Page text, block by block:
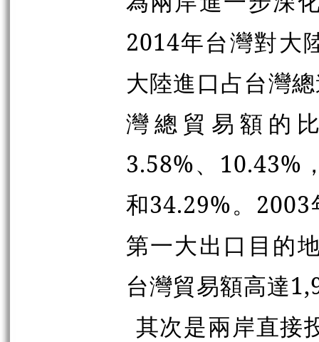
2014年台灣對大
大陸進口占台灣
灣總貿易額的
3.58%、10.43%
和34.29%。
第一大出口目的
台灣貿易額高達
其次是兩岸直接